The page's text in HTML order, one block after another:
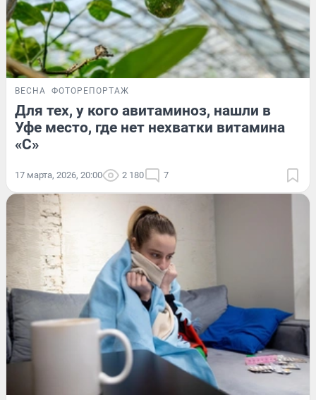
ВЕСНА ФОТОРЕПОРТАЖ
Для тех, у кого авитаминоз, нашли в
Уфе место, где нет нехватки витамина
«С»
17 марта, 2026, 20:00 2 180 7